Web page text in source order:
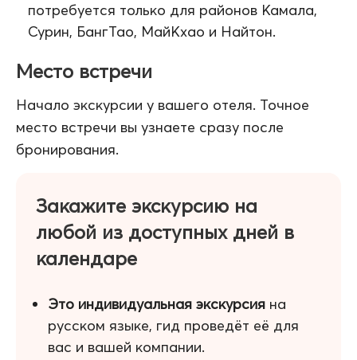
потребуется только для районов Камала,
Сурин, БангТао, МайКхао и Найтон.
Место встречи
Начало экскурсии у вашего отеля. Точное
место встречи вы узнаете сразу после
бронирования.
Закажите экскурсию на
любой из доступных дней в
календаре
Это индивидуальная экскурсия на
русском языке, гид проведёт её для
вас и вашей компании.